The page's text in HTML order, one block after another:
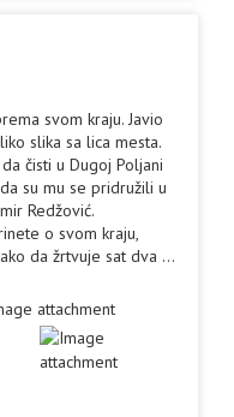
svom kraju. Javio
slika sa lica mesta.
čisti u Dugoj Poljani
su mu se pridružili u
Redžović.
o svom kraju,
da žrtvuje sat dva ...